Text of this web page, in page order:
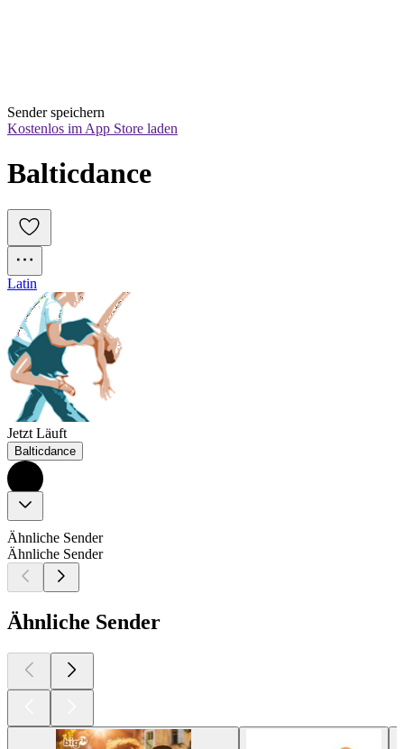
Sender speichern
Kostenlos im App Store laden
Balticdance
Latin
Jetzt Läuft
Balticdance
Ähnliche Sender
Ähnliche Sender
Ähnliche Sender